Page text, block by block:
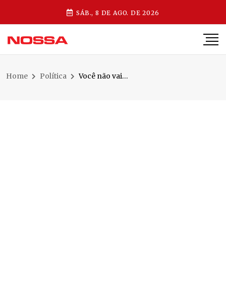
SÁB., 8 DE AGO. DE 2026
Home Política Você não vai acreditar no nome que Lula pode escolher para nova indicação ao STF